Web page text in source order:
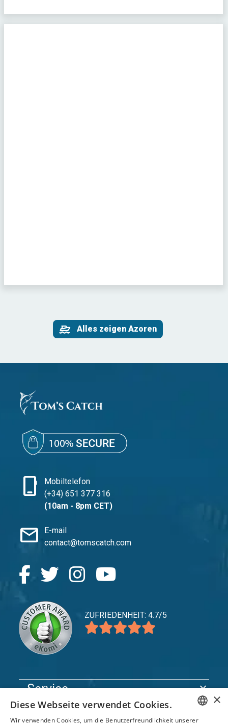
Alles zeigen Azoren
phone_iphone
Mobiltelefon
(+34) 651 377 316
(10am - 8pm CET)
mail
E-mail
contact@tomscatch.com
ZUFRIEDENHEIT: 4.7/5
Service expand_more
Entdecken Sie expand_more
×
Diese Webseite verwendet Cookies.
Wir verwenden Cookies, um die Benutzerfreundlichkeit unserer